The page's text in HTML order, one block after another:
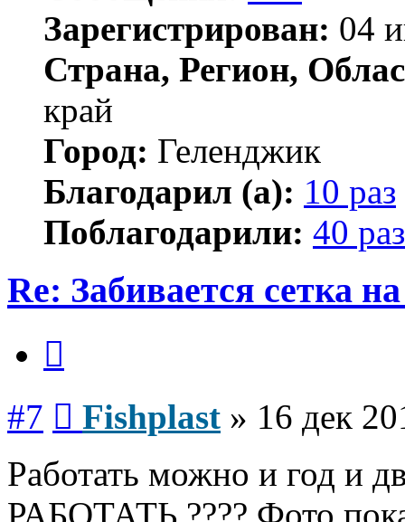
Зарегистрирован: 04
Страна, Регион,
край
Город: Геленджик
Благодарил (а): 10 раз
Поблагодарили: 40 раз
Re: Забивается сетка
#7 Fishplast » 16 дек
Работать можно и год и